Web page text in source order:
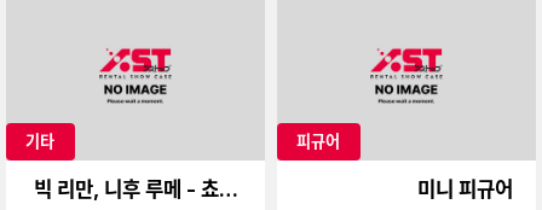
기타
빅 리만, 니후 루메 - 쵸 웨
피규어
미니 피규어